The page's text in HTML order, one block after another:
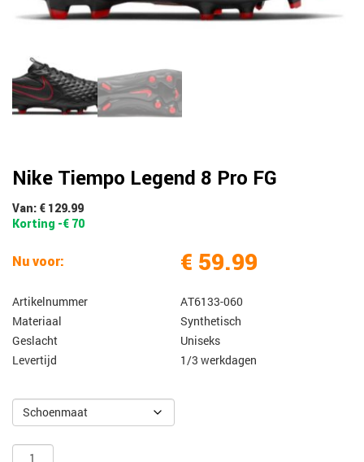
Nike Tiempo Legend 8 Pro FG
Van: € 129.99
Korting -€ 70
Nu voor: € 59.99
Artikelnummer
AT6133-060
Materiaal
Synthetisch
Geslacht
Uniseks
Levertijd
1/3 werkdagen